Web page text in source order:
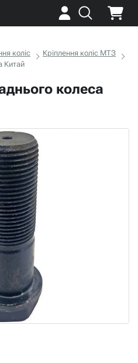
коліс
Кріплення коліс МТЗ
Китай
колеса